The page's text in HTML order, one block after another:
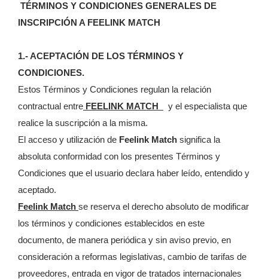
TÉRMINOS Y CONDICIONES GENERALES DE
INSCRIPCIÓN A FEELINK MATCH
1.- ACEPTACIÓN DE LOS TÉRMINOS Y
CONDICIONES.
Estos Términos y Condiciones regulan la relación
contractual entre FEELINK MATCH
y el especialista que
realice la suscripción a la misma.
El acceso y utilización de Feelink Match significa la
absoluta conformidad con los presentes Términos y
Condiciones que el usuario declara haber leído, entendido y
aceptado.
Feelink Match se reserva el derecho absoluto de modificar
los términos y condiciones establecidos en este
documento, de manera periódica y sin aviso previo, en
consideración a reformas legislativas, cambio de tarifas de
proveedores, entrada en vigor de tratados internacionales